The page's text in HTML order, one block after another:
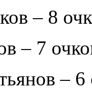
– 8
– 7
– 6